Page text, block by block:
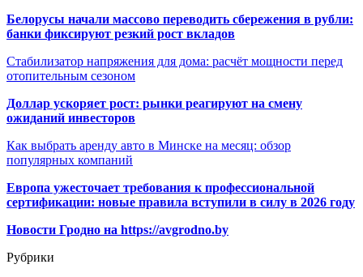
Белорусы начали массово переводить сбережения в рубли:
банки фиксируют резкий рост вкладов
Стабилизатор напряжения для дома: расчёт мощности перед
отопительным сезоном
Доллар ускоряет рост: рынки реагируют на смену
ожиданий инвесторов
Как выбрать аренду авто в Минске на месяц: обзор
популярных компаний
Европа ужесточает требования к профессиональной
сертификации: новые правила вступили в силу в 2026 году
Новости Гродно на https://avgrodno.by
Рубрики